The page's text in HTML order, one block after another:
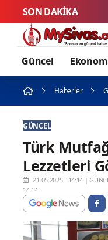
SON DAKİKA
Güncel
Haberler
GÜNCEL
Türk
Lezzetleri
21.05.2025 - 14:14 |
14:14